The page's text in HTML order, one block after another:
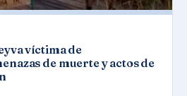
víctima de
de muerte y actos de